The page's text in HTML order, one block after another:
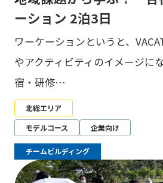
ーション 2泊3日
ワーケーションというと、
やアクティビティのイメージに
宿・研修…
北総エリア
モデルコース
企業向け
チームビルディング